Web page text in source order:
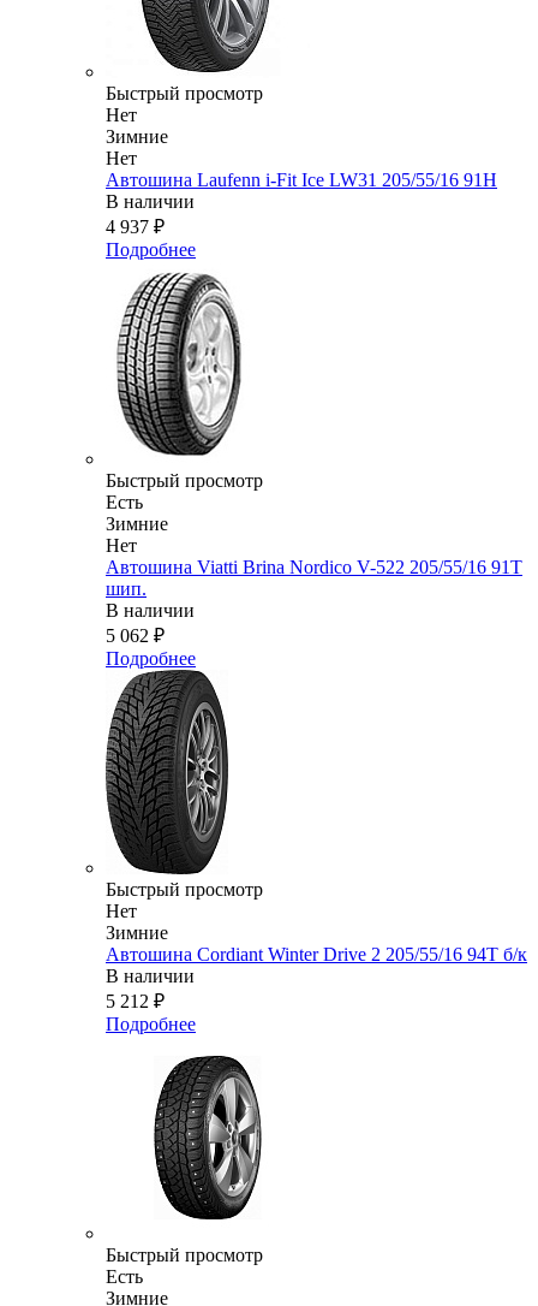
Быстрый просмотр
Нет
Зимние
Нет
Автошина Laufenn i-Fit Ice LW31 205/55/16 91H
В наличии
4 937 ₽
Подробнее
Быстрый просмотр
Есть
Зимние
Нет
Автошина Viatti Brina Nordico V-522 205/55/16 91T
шип.
В наличии
5 062 ₽
Подробнее
Быстрый просмотр
Нет
Зимние
Автошина Cordiant Winter Drive 2 205/55/16 94T б/к
В наличии
5 212 ₽
Подробнее
Быстрый просмотр
Есть
Зимние